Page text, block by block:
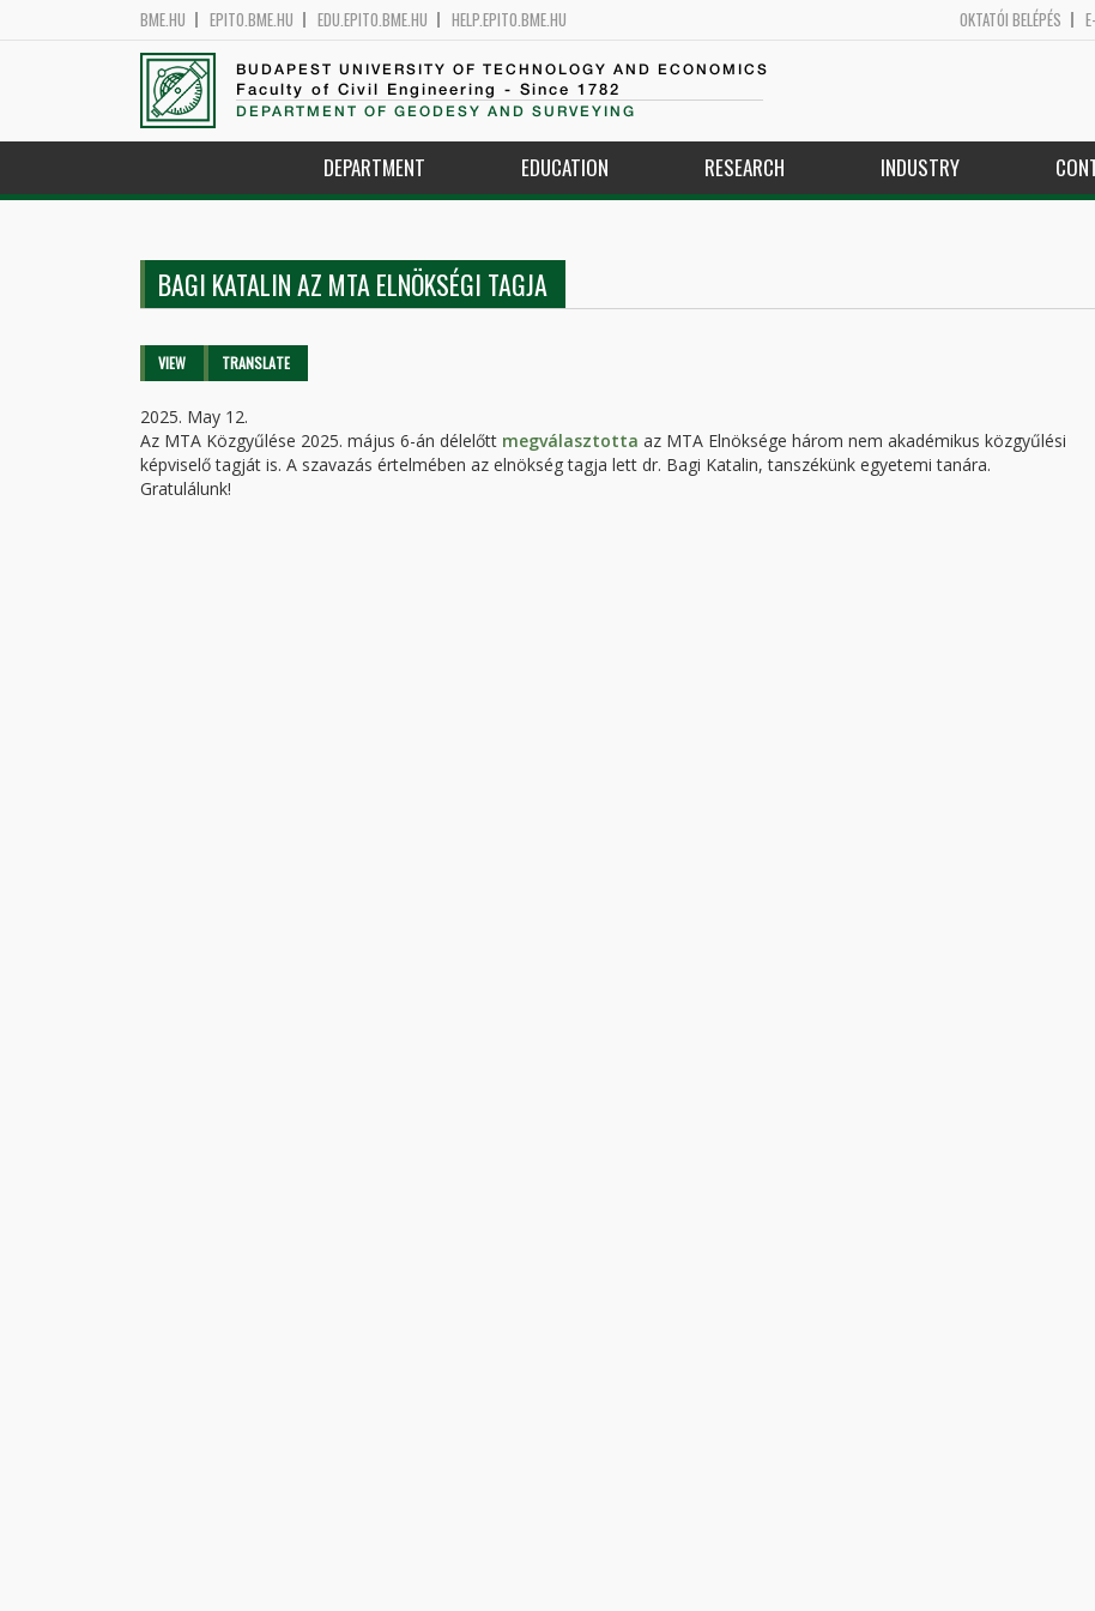
BME.HU EPITO.BME.HU EDU.EPITO.BME.HU HELP.EPITO.BME.HU OKTATÓI BELÉPÉS
BUDAPEST UNIVERSITY OF TECHNOLOGY AND ECONOMICS
Faculty of Civil Engineering - Since 1782
DEPARTMENT OF GEODESY AND SURVEYING
DEPARTMENT EDUCATION RESEARCH INDUSTRY
BAGI KATALIN AZ MTA ELNÖKSÉGI TAGJA
Primary tabs
VIEW (ACTIVETRANSLATE
2025. May 12.
Az MTA Közgyűlése 2025. május 6-án délelőtt megválasztotta az MTA Elnöksége három nem akadémikus közgyűlési
képviselő tagját is. A szavazás értelmében az elnökség tagja lett dr. Bagi Katalin, tanszékünk egyetemi tanára.
Gratulálunk!